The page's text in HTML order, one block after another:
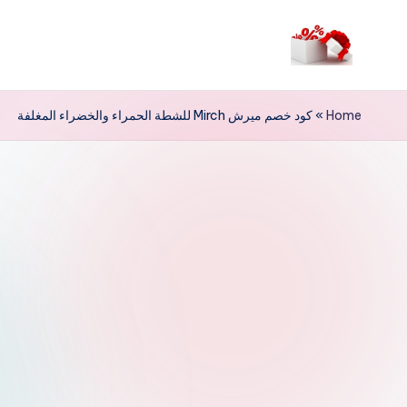
م
ر
Home
»كود خصم ميرش Mirch للشطة الحمراء والخضراء المغلفة